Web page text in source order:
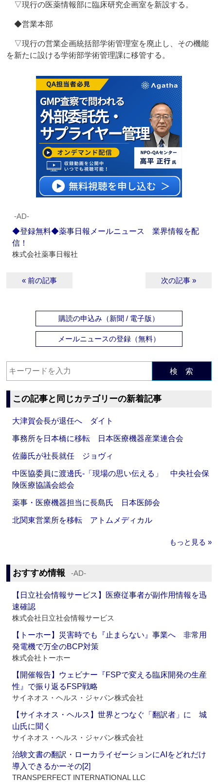
▽現行の医薬情報部に臨床研究企画室を新設する。
◆営業本部
▽現行の営業企画統括部学術管理室を廃止し、その機能
を新たに設ける学術部学術管理課に移管する。
‐AD‐
◆登録無料◆薬事日報メールニュース 業界情報を配
信！
株式会社薬事日報社
« 前の記事 次の記事 »
購読の申込み（新聞 / 電子版）
メールニュースの登録（無料）
検 索
この記事と同じカテゴリーの新着記事
大津賀会長が退任へ ダイト
事務所を日本橋に移転 日本医療機器産業連合会
佐藤氏が社長就任 ジョヴィ
中医協委員に渡邊氏‐「現場の思い伝える」 中央社会保
険医療協議会総会
薬事・医療機器担当に長島氏 日本医師会
北関東営業所を移転 アトムメディカル
もっと見る »
おすすめ情報 ‐AD‐
【日立社会情報サービス】医療従事者が副作用情報を迅
速確認
株式会社日立社会情報サービス
【トーホー】災害時でも『止まらない』事業へ 非常用
発電機で万全のBCP対策
株式会社トーホー
【開催報告】ウェビナー『FSPで変える臨床開発の生産
性』で振り返るFSP戦略
サイネオス・ヘルス・ジャパン株式会社
【サイネオス・ヘルス】世界とつなぐ「翻訳者」に 城
山氏に聞く
サイネオス・ヘルス・ジャパン株式会社
治験文書の翻訳・ローカライゼーションにAIをどれだけ
導入できるかーその[2]
TRANSPERFECT INTERNATIONAL LLC